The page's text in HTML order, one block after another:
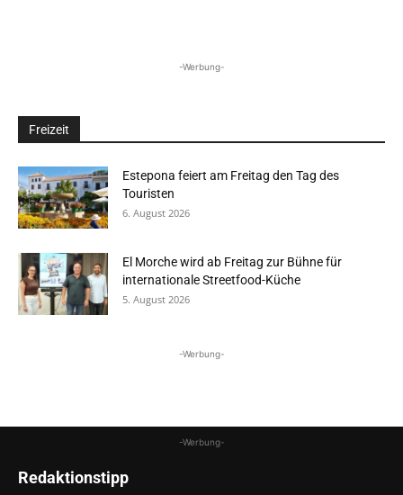
-Werbung-
Freizeit
Estepona feiert am Freitag den Tag des
Touristen
6. August 2026
El Morche wird ab Freitag zur Bühne für
internationale Streetfood-Küche
5. August 2026
-Werbung-
-Werbung-
Redaktionstipp